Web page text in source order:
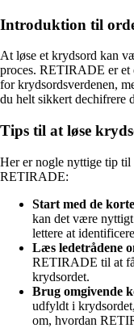
Introduktion til
At løse et krydsord kan
proces. RETIRADE er et
for krydsordsverdenen,
du helt sikkert dechifrere
Tips til at løse
Her er nogle nyttige tip til
RETIRADE:
Start med de
kan det være nyttigt
lettere at
Læs ledetrådene
RETIRADE til at få
krydsordet.
Brug omgivende
udfyldt i
om, hvordan